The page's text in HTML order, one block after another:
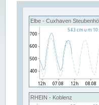
Elbe - Cuxhaven
RHEIN - Koblenz